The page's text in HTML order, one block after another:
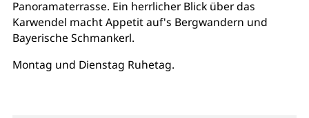
Panoramaterrasse. Ein herrlicher Blick über das
Karwendel macht Appetit auf's Bergwandern und
Bayerische Schmankerl.
Montag und Dienstag Ruhetag.